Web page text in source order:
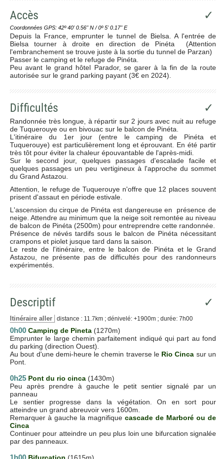
Accès ✓
Coordonnées GPS: 42º 40' 0.56'' N / 0º 5' 0.17'' E
Depuis la France, emprunter le tunnel de Bielsa. A l'entrée de
Bielsa tourner à droite en direction de Pinéta (Attention
l'embranchement se trouve juste à la sortie du tunnel de Parzan)
Passer le camping et le refuge de Pinéta.
Peu avant le grand hôtel Parador, se garer à la fin de la route
autorisée sur le grand parking payant (3€ en 2024).
Difficultés ✓
Randonnée très longue, à répartir sur 2 jours avec nuit au refuge
de Tuquerouye ou en bivouac sur le balcon de Pinéta.
L'itinéraire du 1er jour (entre le camping de Pinéta et
Tuquerouye) est particulièrement long et éprouvant. En été partir
très tôt pour éviter la chaleur épouvantable de l'après-midi.
Sur le second jour, quelques passages d'escalade facile et
quelques passages un peu vertigineux à l'approche du sommet
du Grand Astazou.
Attention, le refuge de Tuquerouye n'offre que 12 places souvent
prisent d'assaut en période estivale.
L'ascension du cirque de Pinéta est dangereuse en présence de
neige. Attendre au minimum que la neige soit remontée au niveau
de balcon de Pinéta (2500m) pour entreprendre cette randonnée.
Présence de névés tardifs sous le balcon de Pinéta nécessitant
crampons et piolet jusque tard dans la saison.
Le reste de l'itinéraire, entre le balcon de Pinéta et le Grand
Astazou, ne présente pas de difficultés pour des randonneurs
expérimentés.
Descriptif ✓
Itinéraire aller distance : 11.7km ; dénivelé: +1900m ; durée: 7h00
0h00 Camping de Pineta (1270m)
Emprunter le large chemin parfaitement indiqué qui part au fond
du parking (direction Ouest).
Au bout d'une demi-heure le chemin traverse le Rio Cinca sur un
Pont.
0h25 Pont du rio cinca (1430m)
Peu après prendre à gauche le petit sentier signalé par un
panneau
Le sentier progresse dans la végétation. On en sort pour
atteindre un grand abreuvoir vers 1600m.
Remarquer à gauche la magnifique cascade de Marboré ou de
Cinca
Continuer pour atteindre un peu plus loin une bifurcation signalée
par des panneaux.
1h00 Bifurcation (1615m)